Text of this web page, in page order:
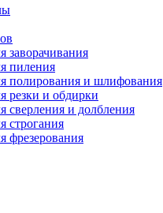
заворачивания
пиления
полирования и шлифования
резки и обдирки
сверления и долбления
строгания
фрезерования